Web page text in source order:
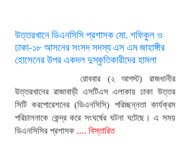
উত্তরখানে ডিএনসিসি প্রশাসক মো. শফিকুল ও
ঢাকা-১৮ আসনের সংসদ সদস্য এস এম জাহাঙ্গীর
হোসেনের উপর একদল দুস্কৃতিকারীদের হামলা
রোববার (২ আগস্ট) রাজধানীর
উত্তরখানের রাজাবাড়ী এসটিএস এলাকায় ঢাকা উত্তর
সিটি করপোরেশনের (ডিএনসিসি) পরিচ্ছন্নতা কার্যক্রম
পরিচালনাকে কেন্দ্র করে সংঘর্ষের ঘটনা ঘটেছে। এ সময়
ডিএনসিসির প্রশাসক.... বিস্তারিত